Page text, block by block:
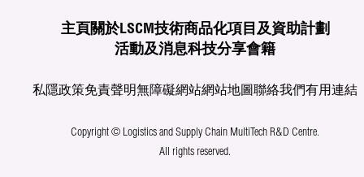
主頁 關於LSCM技術商品化項目及資助計劃
活動及消息科技分享會籍
私隱政策免責聲明無障礙網站網站地圖聯絡我們有用連結
Copyright © Logistics and Supply Chain MultiTech R&D Centre.
All rights reserved.